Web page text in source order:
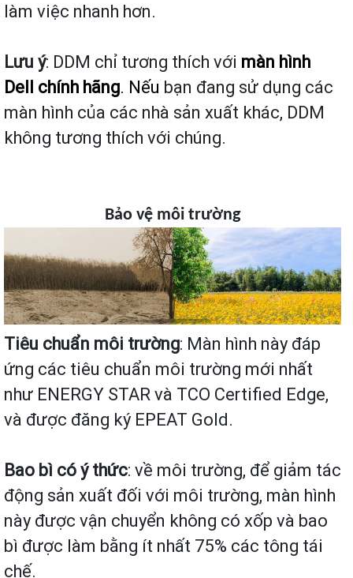
làm việc nhanh hơn.
Lưu ý: DDM chỉ tương thích với màn hình
Dell chính hãng. Nếu bạn đang sử dụng các
màn hình của các nhà sản xuất khác, DDM
không tương thích với chúng.
Bảo vệ môi trường
Tiêu chuẩn môi trường: Màn hình này đáp
ứng các tiêu chuẩn môi trường mới nhất
như ENERGY STAR và TCO Certified Edge,
và được đăng ký EPEAT Gold.
Bao bì có ý thức: về môi trường, để giảm tác
động sản xuất đối với môi trường, màn hình
này được vận chuyển không có xốp và bao
bì được làm bằng ít nhất 75% các tông tái
chế.